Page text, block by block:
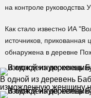
на контроле руководства
Как стало известно ИА
источников,
обнаружена в деревне
В одной из деревень
изможденную женщину